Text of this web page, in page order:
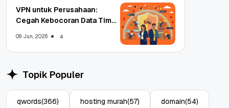
VPN untuk Perusahaan:
Cegah Kebocoran Data Tim
09 Jun, 2026 4
Topik Populer
qwords(366) hosting murah(57) domain(54)